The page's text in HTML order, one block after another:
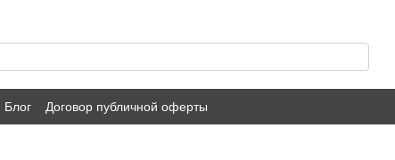
Блог Договор публичной оферты